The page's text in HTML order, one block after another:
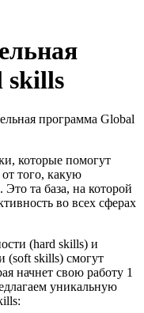
skills
программа Global
которые помогут
того, какую
та база, на которой
во всех сферах
(hard skills) и
(soft skills) смогут
начнет свою работу 1
уникальную